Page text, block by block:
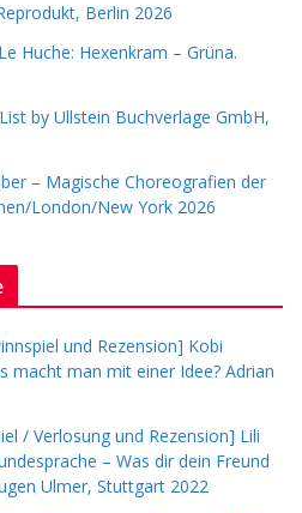
Berlin 2026
Huche: Hexenkram – Grüna.
by Ullstein Buchverlage GmbH,
– Magische Choreografien der
London/New York 2026
und Rezension] Kobi
macht man mit einer Idee? Adrian
/ Verlosung und Rezension] Lili
– Was dir dein Freund
Ulmer, Stuttgart 2022